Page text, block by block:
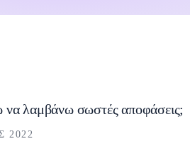
λαμβάνω σωστές αποφάσεις;
2022